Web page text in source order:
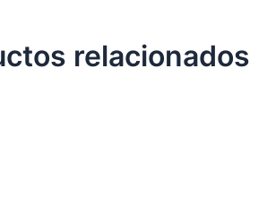
relacionados